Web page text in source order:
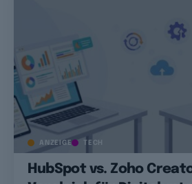
ANZEIGE TECH
HubSpot vs. Zoho